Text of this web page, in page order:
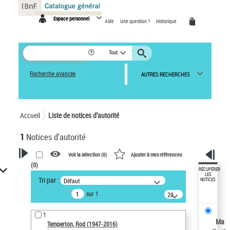
Espace personnel Aide Une question ? Historique
Tout
Recherche avancée AUTRES RECHERCHES
Accueil Liste de notices d’autorité
1 Notices d'autorité
VOTRE RECHERCHE
Recherche avancée dans les
notices d’autorité
Œuvres liées à l'auteur :
Temperton, Rod (1947-2016)
Voir la sélection (0) Ajouter à mes références
(0)
Tri par : Défaut
sur 1
20
résultats/page
1
Temperton, Rod (1947-2016)
RÉCUPÉRER
LES
NOTICES
Ma
Panneau de gestion des cookies